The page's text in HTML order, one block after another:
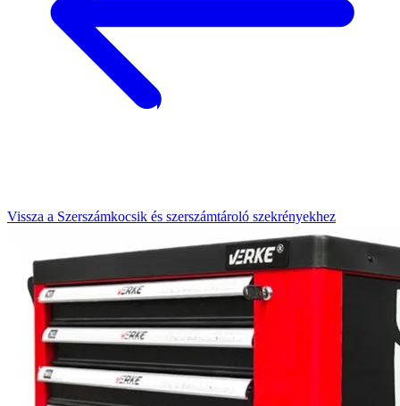
Vissza a Szerszámkocsik és szerszámtároló szekrényekhez